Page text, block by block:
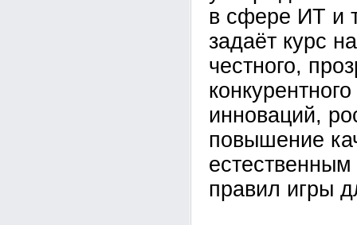
в сфере ИТ и
задаёт курс
честного,
инноваций,
повышение
правил игры